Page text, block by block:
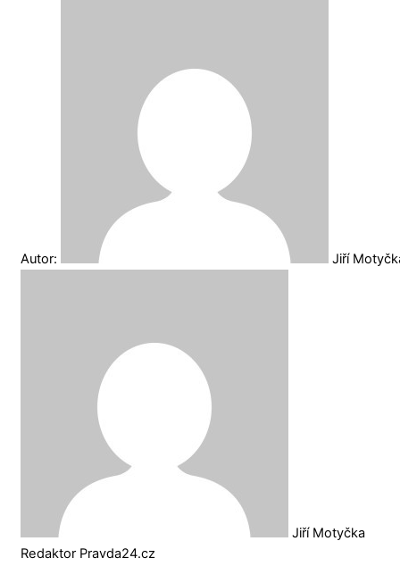
Autor: Jiří
Jiří Motyčka
Redaktor Pravda24.cz